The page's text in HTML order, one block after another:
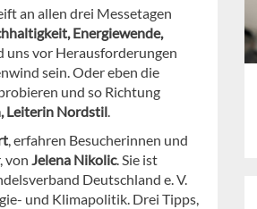
an allen drei Messetagen
Energiewende,
uns vor Herausforderungen
sein. Oder eben die
und so Richtung
Leiterin Nordstil.
, erfahren Besucherinnen und
von Jelena Nikolic. Sie ist
Deutschland e. V.
und Klimapolitik. Drei Tipps,